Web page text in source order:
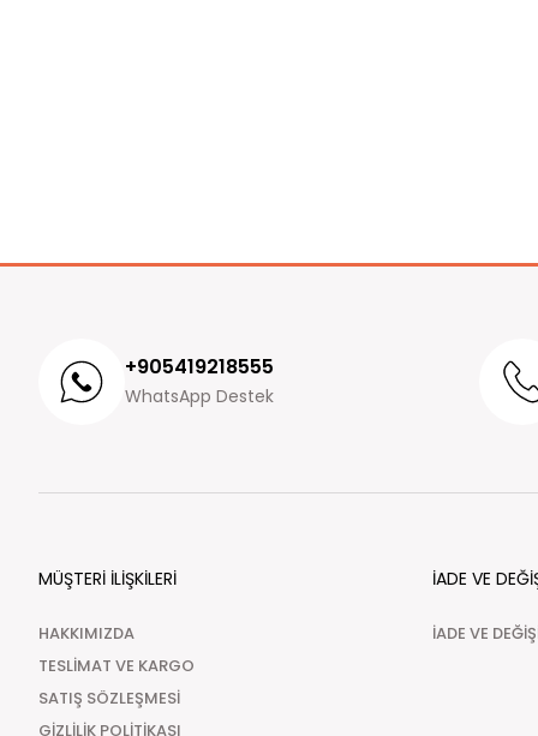
+905419218555
WhatsApp Destek
MÜŞTERİ İLİŞKİLERİ
HAKKIMIZDA
TESLİMAT VE KARGO
SATIŞ SÖZLEŞMESİ
GİZLİLİK POLİTİKASI
İADE VE
İADE VE